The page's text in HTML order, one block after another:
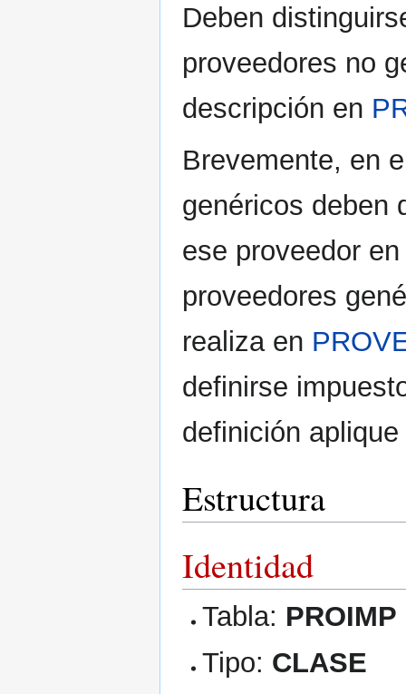
Deben
proveedores no
descripción en
Brevemente, en
genéricos deben
ese proveedor
proveedores
realiza en
definirse
definición
Estructura
Identidad
Tabla: PROIMP
Tipo: CLASE